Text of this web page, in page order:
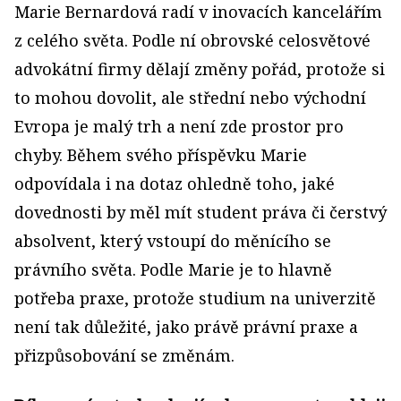
Marie Bernardová radí v inovacích kancelářím
z celého světa. Podle ní obrovské celosvětové
advokátní firmy dělají změny pořád, protože si
to mohou dovolit, ale střední nebo východní
Evropa je malý trh a není zde prostor pro
chyby. Během svého příspěvku Marie
odpovídala i na dotaz ohledně toho, jaké
dovednosti by měl mít student práva či čerstvý
absolvent, který vstoupí do měnícího se
právního světa. Podle Marie je to hlavně
potřeba praxe, protože studium na univerzitě
není tak důležité, jako právě právní praxe a
přizpůsobování se změnám.